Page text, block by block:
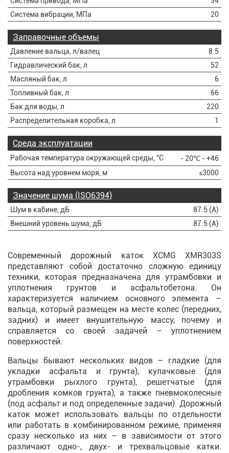
Система вибрации, МПа
20
Заправочные объемы
Давление вальца, л/валец
8.5
Гидравлический бак, л
52
Масляный бак, л
6
Топливный бак, л
66
Бак для воды, л
220
Распределительная коробка, л
1
Среда эксплуатации
Рабочая температура окружающей среды, °C
- 20℃ - +46
Высота над уровнем моря, м
≤3000
Значение шума (ISO6394)
Шум в кабине, дБ
87.5 (A)
Внешний уровень шума, дБ
87.5 (A)
Современный дорожный каток XCMG XMR303S
представляют собой достаточно сложную единицу
техники, которая предназначена для утрамбовки и
уплотнения грунтов и асфальтобетона. Он
характеризуется наличием основного элемента –
вальца, который размещен на месте колес (передних,
задних) и имеет внушительную массу, почему и
справляется со своей задачей – уплотнением
поверхностей.
Вальцы бывают нескольких видов – гладкие (для
укладки асфальта и грунта), кулачковые (для
утрамбовки рыхлого грунта), решетчатые (для
дробления комков грунта), а также пневмоколесные
(под асфальт и под определенные задачи). Дорожный
каток может использовать вальцы по отдельности
или работать в комбинированном режиме, применяя
сразу несколько из них – в зависимости от этого
различают одно-, двух- и трехвальцовые катки.